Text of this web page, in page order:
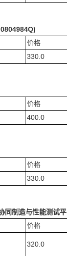
价格
330.0
价格
400.0
价格
330.0
同制造与性能测试
价格
320.0